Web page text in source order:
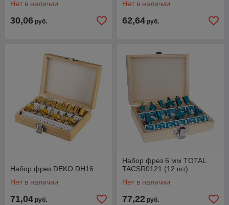
Нет в наличии
30,06 руб.
Нет в наличии
62,64 руб.
Набор фрез DEKO DH16
Нет в наличии
71,04 руб.
Набор фрез 6 мм TOTAL
TACSR0121 (12 шт)
Нет в наличии
77,22 руб.